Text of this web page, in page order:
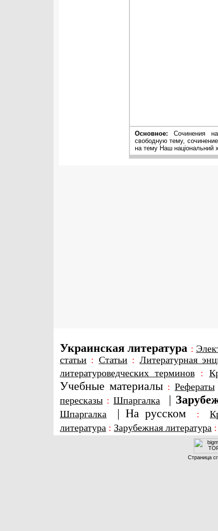
Основное: Сочинения
свободную тему,
на тему Наш нацiональний
Украинская литература :
статьи : Статьи: Литературная
литературоведческих терминов:
Учебные материалы : Рефераты
пересказы : Шпаргалка |
Шпаргалка | На русском :
литература : Зарубежная литература
Страница